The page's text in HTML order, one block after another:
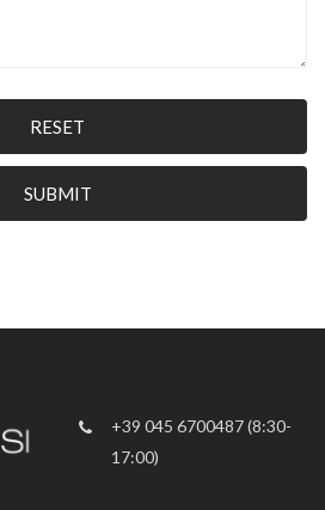
RESET
SUBMIT
+39 045 6700487 (8:30-
17:00)